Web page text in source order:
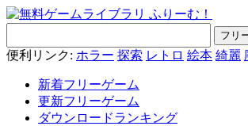
便利リンク: ホラー 探索 レトロ 絵本 綺麗
新着フリーゲーム
更新フリーゲーム
ダウンロードランキング